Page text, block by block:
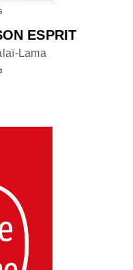
ESPRIT
Lama